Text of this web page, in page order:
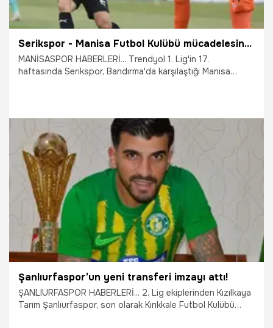
Serikspor - Manisa Futbol Kulübü mücadelesinde tek gol 3 puanı getirdi
MANİSASPOR HABERLERİ... Trendyol 1. Lig'in 17.
haftasında Serikspor, Bandırma'da karşılaştığı Manisa
13.12.2025 Manisa
Şanlıurfaspor’un yeni transferi imzayı attı!
ŞANLIURFASPOR HABERLERİ... 2. Lig ekiplerinden Kızılkaya
Tarım Şanlıurfaspor, son olarak Kırıkkale Futbol Kulübü